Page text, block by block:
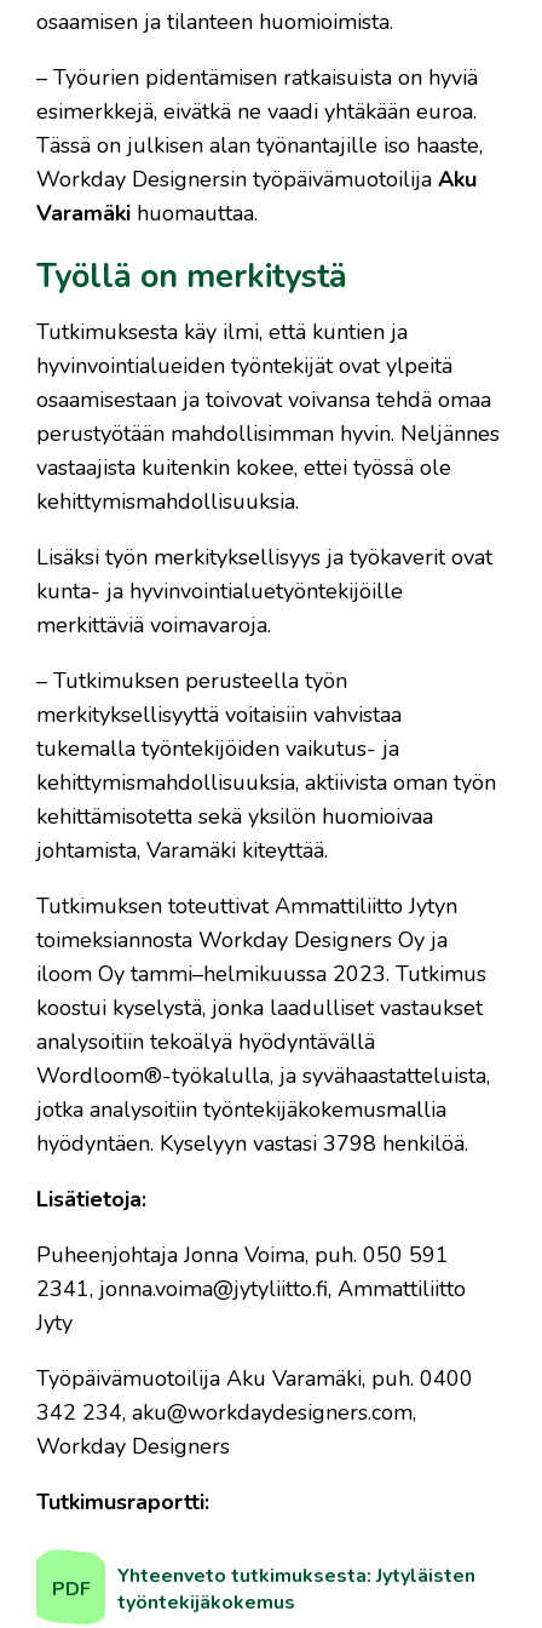
osaamisen ja tilanteen huomioimista.
– Työurien pidentämisen ratkaisuista on hyviä
esimerkkejä, eivätkä ne vaadi yhtäkään euroa.
Tässä on julkisen alan työnantajille iso haaste,
Workday Designersin työpäivämuotoilija Aku
Varamäki huomauttaa.
Työllä on merkitystä
Tutkimuksesta käy ilmi, että kuntien ja
hyvinvointialueiden työntekijät ovat ylpeitä
osaamisestaan ja toivovat voivansa tehdä omaa
perustyötään mahdollisimman hyvin. Neljännes
vastaajista kuitenkin kokee, ettei työssä ole
kehittymismahdollisuuksia.
Lisäksi työn merkityksellisyys ja työkaverit ovat
kunta- ja hyvinvointialuetyöntekijöille
merkittäviä voimavaroja.
– Tutkimuksen perusteella työn
merkityksellisyyttä voitaisiin vahvistaa
tukemalla työntekijöiden vaikutus- ja
kehittymismahdollisuuksia, aktiivista oman työn
kehittämisotetta sekä yksilön huomioivaa
johtamista, Varamäki kiteyttää.
Tutkimuksen toteuttivat Ammattiliitto Jytyn
toimeksiannosta Workday Designers Oy ja
iloom Oy tammi–helmikuussa 2023. Tutkimus
koostui kyselystä, jonka laadulliset vastaukset
analysoitiin tekoälyä hyödyntävällä
Wordloom®-työkalulla, ja syvähaastatteluista,
jotka analysoitiin työntekijäkokemusmallia
hyödyntäen. Kyselyyn vastasi 3798 henkilöä.
Lisätietoja:
Puheenjohtaja Jonna Voima, puh. 050 591
2341, jonna.voima@jytyliitto.fi, Ammattiliitto
Jyty
Työpäivämuotoilija Aku Varamäki, puh. 0400
342 234, aku@workdaydesigners.com,
Workday Designers
Tutkimusraportti:
Yhteenveto tutkimuksesta: Jytyläisten
työntekijäkokemus
PDF